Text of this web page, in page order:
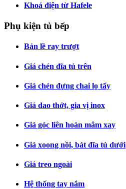
Khoá điện từ Hafele
Phụ kiện tủ bếp
Bản lề ray trượt
Giá chén đĩa tủ trên
Giá chén đựng chai lọ tẩy
Giá dao thớt, gia vị inox
Giá góc liên hoàn mâm xay
Giá xoong nồi, bát đĩa tủ dưới
Giá treo ngoài
Hệ thống tay nắm